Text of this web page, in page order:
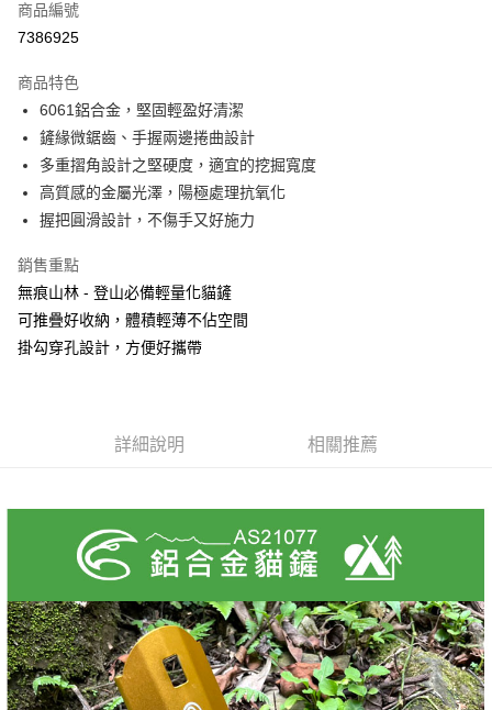
Apple Pay
悠遊付
Google Pay
全盈+PAY
大哥付你分期
【大哥付你分期使用說明】
1.本服務由台灣大哥大提供，台灣大哥大用戶可立即使用無須另外申請。
流程，驗證手機門號後，選擇欲分期的期數、繳款截止日，確認付款後即完
成交易。
【繳款方式說明】
【注意事項】
1.本服務係由「台灣大哥大股份有限公司」（以下簡稱本公司）所提供，讓
用戶於交易時，得透過本服務購買商品或服務，並由商店將買賣／分期付款
買賣價金債權讓與本公司後，依約使用本公司帳單繳交帳款。
2.基於同意付款使用「大哥付你分期」之契約關係目的，商店將以您的個人
資料（包含姓名、電話或地址）提供予台灣大哥大進項蒐集、處理及利用，
由本公司與您本人進行分期帳單所需資料之確認、核對及更正。
3.完整用戶服務條款，請詳閱以下連結：https://oppay.tw/userRule
AFTEE先享後付
相關說明
AFTEE先享後付是「在收到商品之後才付款」的支付方式。 讓您購物簡單
３．安心：先確認商品／服務後，再付款。
結帳頁面，進行簡訊認證並確認金額後，即可完成結帳。
２．訂單成立數日內，您將收到繳費通知簡訊。
３．收到繳費通知簡訊後14天內，點擊此簡訊中的連結，可透過四大超商／
ATM／網路銀行／等多元方式進行付款，方視為交易完成。
購買商品的店家。未經商家同意取消之訂單仍視為有效，需透過AFTEE先享
後付繳納相關費用。
※ 交易是否成功請以「AFTEE先享後付 」之結帳頁面顯示為準，若有關於
是否繳費成功／繳費後需取消欲退款等相關疑問，請聯繫「AFTEE先享後付
客戶支援中心」https://netprotections.freshdesk.com/support/home
ATM付款
每筆NT$60，滿NT$499(含以上)免運費
7-11取貨付款
每筆NT$60，滿NT$799(含以上)免運費
宅配
每筆NT$100，滿NT$799(含以上)免運費
付款後門市自取
商品編號
7386925
商品特色
6061鋁合金，堅固輕盈好清潔
鏟緣微鋸齒、手握兩邊捲曲設計
多重摺角設計之堅硬度，適宜的挖掘寬度
高質感的金屬光澤，陽極處理抗氧化
握把圓滑設計，不傷手又好施力
銷售重點
無痕山林 - 登山必備輕量化貓鏟
可推疊好收納，體積輕薄不佔空間
掛勾穿孔設計，方便好攜帶
詳細說明 相關推薦